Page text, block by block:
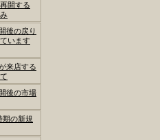
開する
後の戻り
います
来店する
後の市場
期の新規